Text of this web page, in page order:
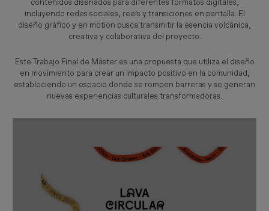
contenidos diseñados para diferentes formatos digitales,
incluyendo redes sociales, reels y transiciones en pantalla. El
diseño gráfico y en motion busca transmitir la esencia volcánica,
creativa y colaborativa del proyecto.
Este Trabajo Final de Máster es una propuesta que utiliza el diseño
en movimiento para crear un impacto positivo en la comunidad,
estableciendo un espacio donde se rompen barreras y se generan
nuevas experiencias culturales transformadoras.